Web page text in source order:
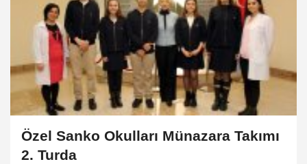
Özel Sanko Okulları Münazara Takımı
2. Turda